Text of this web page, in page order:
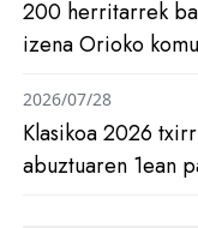
200 herritarrek
izena Orioko
Klasikoa 2026
abuztuaren 1ean
2026/07/28